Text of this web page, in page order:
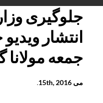
جلوگیری
انتشار
جمعه مولانا
می 15th, 2016 .